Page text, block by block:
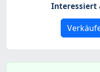
Interessiert